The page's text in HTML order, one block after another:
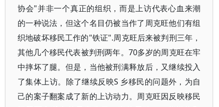
协会"并非一个真正的组织，而是上访代表心血来潮
的一种说法，但这个名目仍被当作了周克旺他们有组
织地破坏移民工作的"铁证".周克旺后来被判刑三年，
其他几个移民代表被判刑两年。70多岁的周克旺在牢
中摔坏了腿。但是，当他被刑满释放后，又继续投入
了集体上访。除了继续反映S 乡移民的问题外，为自
己的案子翻案成了新的上访动力。周克旺因反映移民